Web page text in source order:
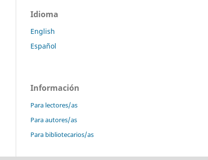
Idioma
English
Español
Información
Para lectores/as
Para autores/as
Para bibliotecarios/as